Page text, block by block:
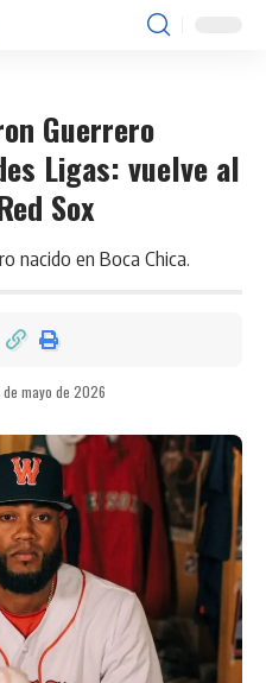
Guerrero
Ligas: vuelve al
Sox
nacido en Boca Chica.
mayo de 2026